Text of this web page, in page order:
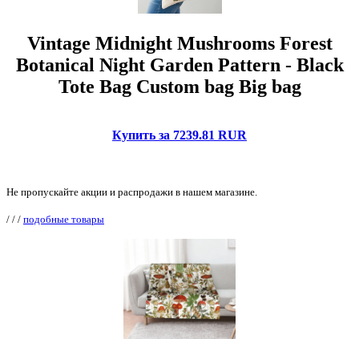
Vintage Midnight Mushrooms Forest
Botanical Night Garden Pattern - Black
Tote Bag Custom bag Big bag
Купить за 7239.81 RUR
Не пропускайте акции и распродажи в нашем магазине.
/ / / подобные товары